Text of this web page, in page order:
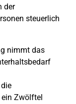
der
steuerlich
nimmt das
Zwölftel